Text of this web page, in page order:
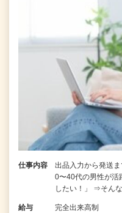
仕事内容
出品入力から発送
0〜40代の男性が活
したい！」 ⇒そん
給与 完全出来高制